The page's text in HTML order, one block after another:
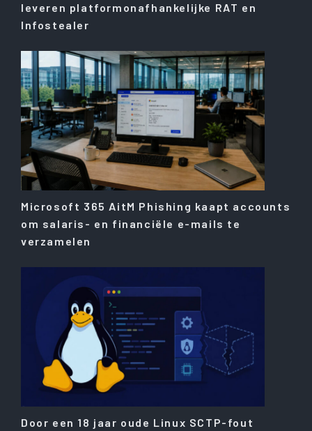
leveren platformonafhankelijke RAT en
Infostealer
Microsoft 365 AitM Phishing kaapt accounts
om salaris- en financiële e-mails te
verzamelen
Door een 18 jaar oude Linux SCTP-fout